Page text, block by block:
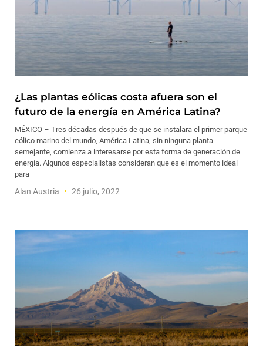
¿Las plantas eólicas costa afuera son el
futuro de la energía en América Latina?
MÉXICO – Tres décadas después de que se instalara el primer parque
eólico marino del mundo, América Latina, sin ninguna planta
semejante, comienza a interesarse por esta forma de generación de
energía. Algunos especialistas consideran que es el momento ideal
para
Alan Austria 26 julio, 2022